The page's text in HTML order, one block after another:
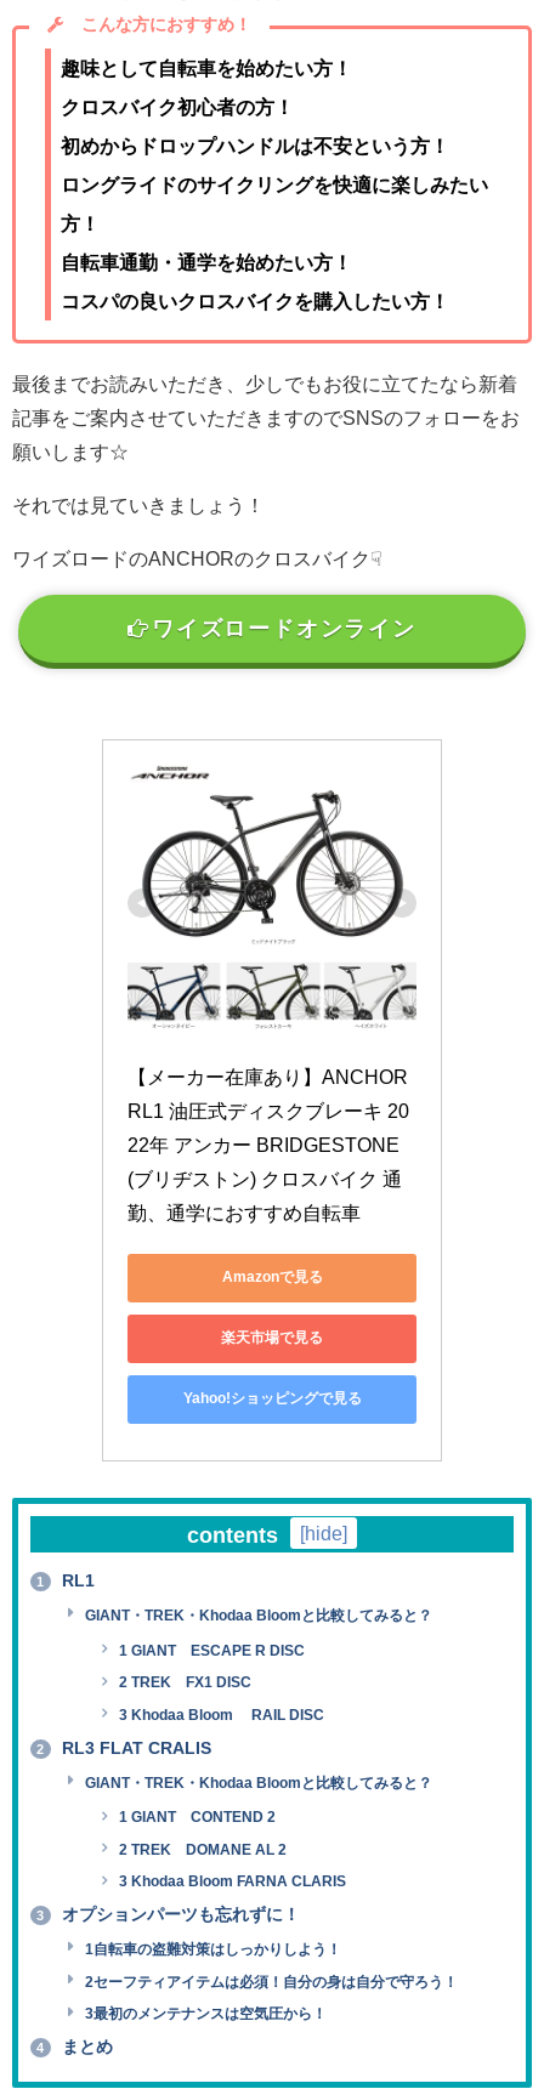
こんな方におすすめ！
趣味として自転車を始めたい方！
クロスバイク初心者の方！
初めからドロップハンドルは不安という方！
ロングライドのサイクリングを快適に楽しみたい
方！
自転車通勤・通学を始めたい方！
コスパの良いクロスバイクを購入したい方！
最後までお読みいただき、少しでもお役に立てたなら新着
記事をご案内させていただきますのでSNSのフォローをお
願いします☆
それでは見ていきましょう！
ワイズロードのANCHORのクロスバイク☟
ワイズロードオンライン
【メーカー在庫あり】ANCHOR
RL1 油圧式ディスクブレーキ 20
22年 アンカー BRIDGESTONE
(ブリヂストン) クロスバイク 通
勤、通学におすすめ自転車
Amazonで見る
楽天市場で見る
Yahoo!ショッピングで見る
contents [hide]
1 RL1
GIANT・TREK・Khodaa Bloomと比較してみると？
1 GIANT ESCAPE R DISC
2 TREK FX1 DISC
3 Khodaa Bloom RAIL DISC
2 RL3 FLAT CRALIS
GIANT・TREK・Khodaa Bloomと比較してみると？
1 GIANT CONTEND 2
2 TREK DOMANE AL 2
3 Khodaa Bloom FARNA CLARIS
3 オプションパーツも忘れずに！
1自転車の盗難対策はしっかりしよう！
2セーフティアイテムは必須！自分の身は自分で守ろう！
3最初のメンテナンスは空気圧から！
4 まとめ